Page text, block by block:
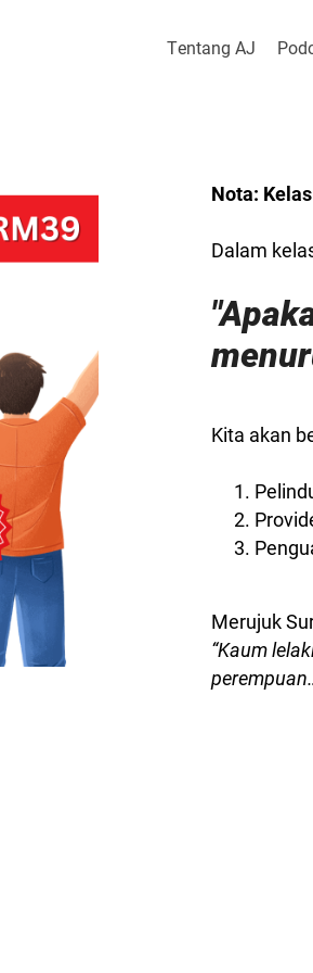
Tentang AJ
Nota:
Dalam
Kita akan
Merujuk
“Kaum